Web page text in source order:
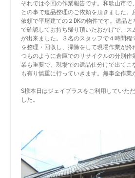
それでは今回の作業報告です。和歌山市で
との事で遺品整理のご依頼を頂きました。
依頼で平屋建ての２DKの物件です。遺品
で確認してお持ち帰り頂いたおかげで、ス
が出来ました。３名のスタッフで４時間程
を整理・回収し、掃除をして現場作業が終
つものように倉庫でのリサイクルの分別作
業も重要で、現場での遺品仕分けで出てこ
も有り慎重に行っていきます。無事全作業
S様本日はジェイプラスをご利用していた
した。